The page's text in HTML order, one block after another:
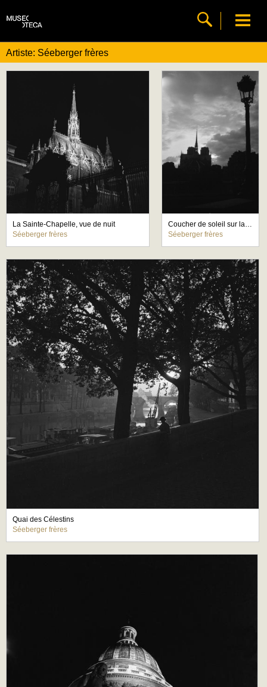
Artiste: Séeberger frères
La Sainte-Chapelle, vue de nuit
Séeberger frères
Coucher de soleil sur la cathédrale Notre-Dame de Paris
Séeberger frères
Quai des Célestins
Séeberger frères